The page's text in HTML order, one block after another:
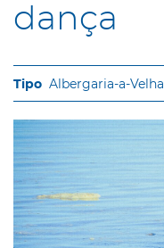
dança
Albergaria-a-Velha